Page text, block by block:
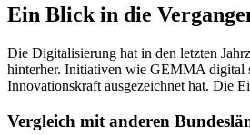
Ein Blick in die
Die Digitalisierung hat in den letzten
hinterher. Initiativen wie GEMMA digital
Innovationskraft ausgezeichnet hat. Die
Vergleich mit anderen